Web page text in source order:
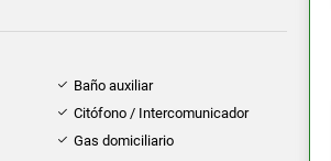
Baño auxiliar
Citófono / Intercomunicador
Gas domiciliario